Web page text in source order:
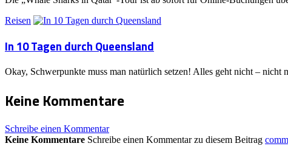
Reisen
In 10 Tagen durch Queensland
Okay, Schwerpunkte muss man natürlich setzen! Alles geht nicht –
Keine Kommentare
Schreibe einen Kommentar
Keine Kommentare Schreibe einen Kommentar zu diesem Beitrag